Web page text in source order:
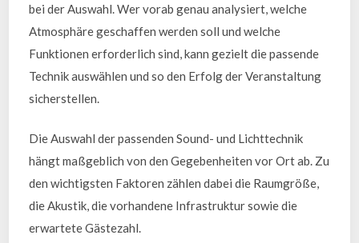
bei der Auswahl. Wer vorab genau analysiert, welche
Atmosphäre geschaffen werden soll und welche
Funktionen erforderlich sind, kann gezielt die passende
Technik auswählen und so den Erfolg der Veranstaltung
sicherstellen.
Die Auswahl der passenden Sound- und Lichttechnik
hängt maßgeblich von den Gegebenheiten vor Ort ab. Zu
den wichtigsten Faktoren zählen dabei die Raumgröße,
die Akustik, die vorhandene Infrastruktur sowie die
erwartete Gästezahl.